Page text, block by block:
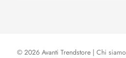
© 2026 Avanti Trendstore | Chi siamo